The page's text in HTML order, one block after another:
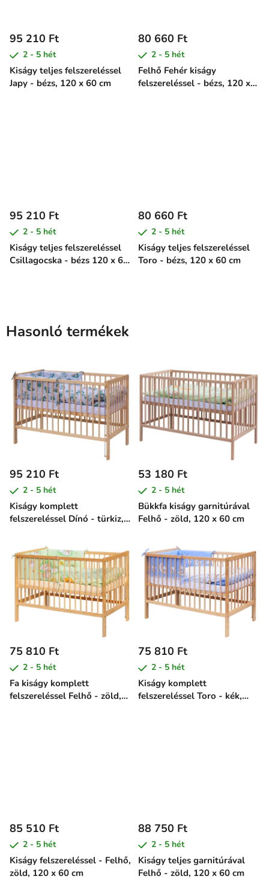
Kiságy teljes felszereléssel
Japy - bézs, 120 x 60 cm
95 210 Ft
2 - 5 hét
Felhő Fehér kiságy
felszereléssel - bézs, 120 x
80 660 Ft
2 - 5 hét
Kiságy teljes felszereléssel
Csillagocska - bézs 120 x 60
95 210 Ft
2 - 5 hét
Kiságy teljes felszereléssel
Toro - bézs, 120 x 60 cm
80 660 Ft
2 - 5 hét
Hasonló termékek
Kiságy komplett
felszereléssel Dínó - türkiz,
95 210 Ft
2 - 5 hét
Bükkfa kiságy garnitúrával
Felhő - zöld, 120 x 60 cm
53 180 Ft
2 - 5 hét
Fa kiságy komplett
felszereléssel Felhő - zöld,
75 810 Ft
2 - 5 hét
Kiságy komplett
felszereléssel Toro - kék,
75 810 Ft
2 - 5 hét
Kiságy felszereléssel - Felhő,
zöld, 120 x 60 cm
85 510 Ft
2 - 5 hét
Kiságy teljes garnitúrával
Felhő - zöld, 120 x 60 cm
88 750 Ft
2 - 5 hét